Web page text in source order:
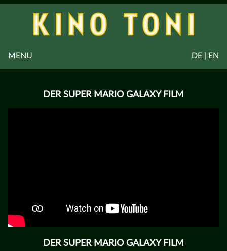
DE | EN
MENU
DER SUPER MARIO GALAXY FILM
DER SUPER MARIO GALAXY FILM